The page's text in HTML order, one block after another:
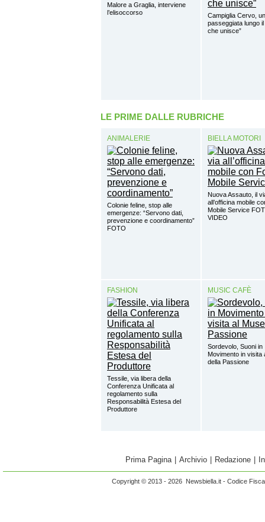
Malore a Graglia, interviene
l’elisoccorso
Campiglia Cervo,
passeggiata lungo il
che unisce”
LE PRIME DALLE RUBRICHE
ANIMALERIE
Colonie feline, stop alle
emergenze: “Servono dati,
prevenzione e coordinamento”
FOTO
BIELLA MOTORI
Nuova Assauto, il
all’officina mobile
Mobile Service
VIDEO
FASHION
Tessile, via libera della
Conferenza Unificata al
regolamento sulla
Responsabilità Estesa del
Produttore
MUSIC CAFÈ
Sordevolo, Suoni in
Movimento in visita
della Passione
Prima Pagina Archivio Redazione
Copyright © 2013 - 2026 Newsbiella.it - Codice